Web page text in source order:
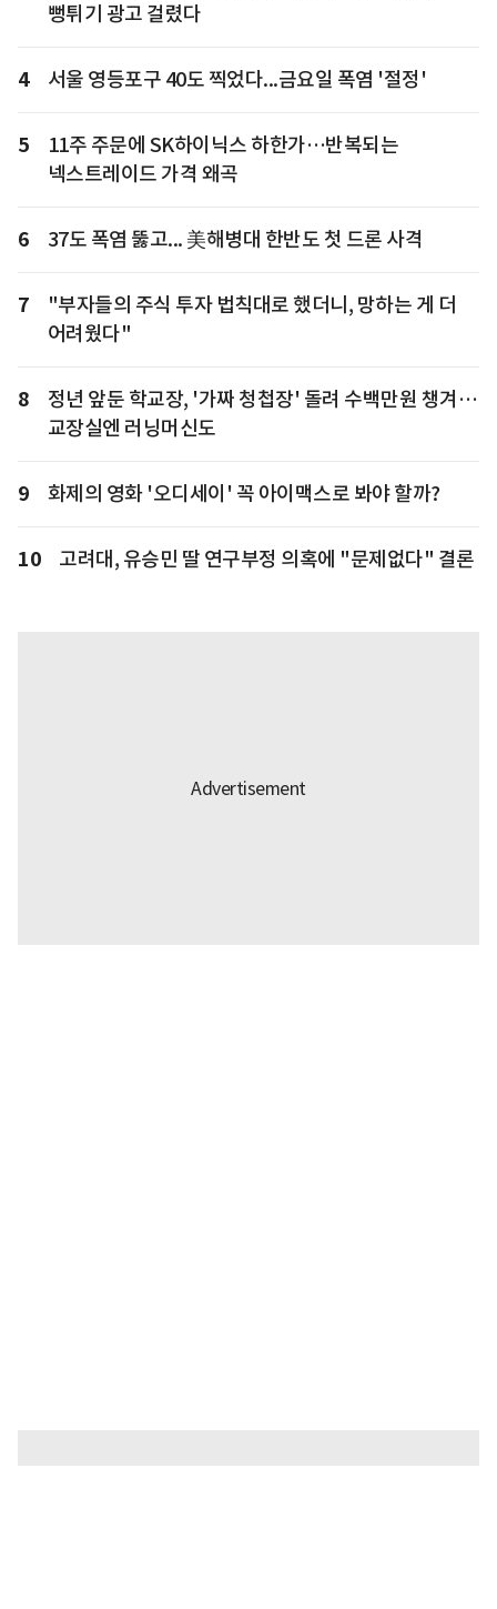
뻥튀기 광고 걸렸다
4 서울 영등포구 40도 찍었다...금요일 폭염 '절정'
5
11주 주문에 SK하이닉스 하한가…반복되는
넥스트레이드 가격 왜곡
6 37도 폭염 뚫고... 美해병대 한반도 첫 드론 사격
7
"부자들의 주식 투자 법칙대로 했더니, 망하는 게 더
어려웠다"
8
정년 앞둔 학교장, '가짜 청첩장' 돌려 수백만원 챙겨…
교장실엔 러닝머신도
9 화제의 영화 '오디세이' 꼭 아이맥스로 봐야 할까?
10 고려대, 유승민 딸 연구부정 의혹에 "문제없다" 결론